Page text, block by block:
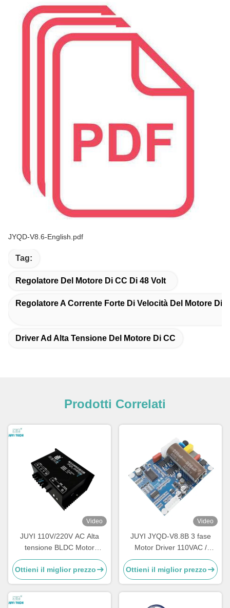
JYQD-V8.6-English.pdf
Tag:
Regolatore Del Motore Di CC Di 48 Volt
Regolatore A Corrente Forte Di Velocità Del Motore Di
Driver Ad Alta Tensione Del Motore Di CC
Prodotti Correlati
Video
JUYI 110V/220V AC Alta
tensione BLDC Motor
Controller Controller di
velocità per motore a 3 fasi
senza spazzole
Ottieni il miglior prezzo
Video
JUYI JYQD-V8.8B 3 fase
Motor Driver 110VAC /
220VAC Input Sensorless
Bldc Driver Board
Ottieni il miglior prezzo